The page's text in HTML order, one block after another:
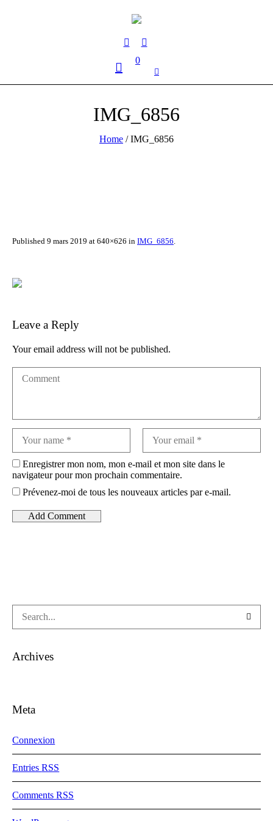
0
IMG_6856
Home /IMG_6856
Published 9 mars 2019 at 640×626 in IMG_6856.
Leave a Reply
Your email address will not be published.
Enregistrer mon nom, mon e-mail et mon site dans le
navigateur pour mon prochain commentaire.
Prévenez-moi de tous les nouveaux articles par e-mail.
Archives
Meta
Connexion
EntriesRSS
CommentsRSS